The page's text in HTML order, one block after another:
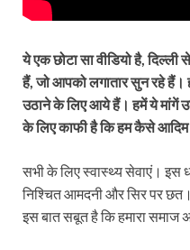
ये एक छोटा सा वीडियो है,
हैं, जो आपको लगातार सुन रहे हैं।
उठाने के लिए आये हैं। हमें ये मांगें
के लिए काफी है कि हम कैसे आदिम
सभी के लिए स्वास्थ्य सेवाएं। इस
निश्चित आमदनी और सिर पर छत।
इस बात सबूत है कि हमारा समाज